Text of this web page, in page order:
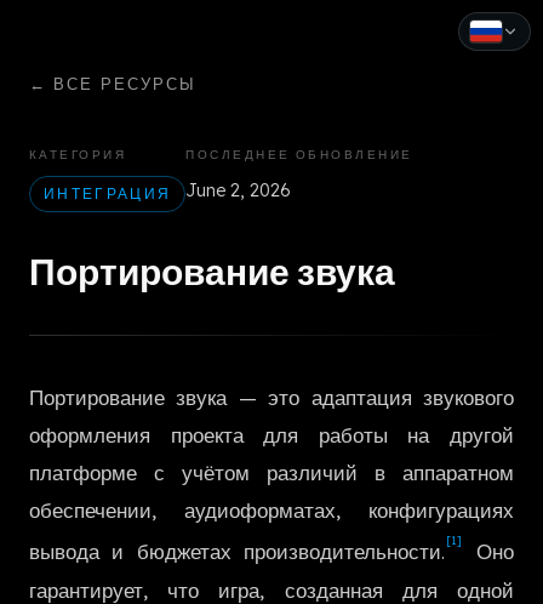
← ВСЕ РЕСУРСЫ
КАТЕГОРИЯ
ИНТЕГРАЦИЯ
ПОСЛЕДНЕЕ ОБНОВЛЕНИЕ
June 2, 2026
Портирование звука
Портирование звука — это адаптация звукового
оформления проекта для работы на другой
платформе с учётом различий в аппаратном
обеспечении, аудиоформатах, конфигурациях
вывода и бюджетах производительности. [1]
Оно
гарантирует, что игра, созданная для одной
Italiano
Русский
日本語
한국어